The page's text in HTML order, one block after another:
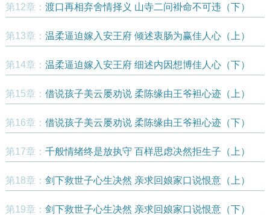
第12章： 渡口再相弃舍情择义 山寺二问褂命不可违（下）
第13章： 温柔逼迫嫁入安王府 倾述衷肠为赢佳人心（上）
第14章： 温柔逼迫嫁入安王府 细述内因想博佳人心（下）
第15章： 借说孩子美云屡劝说 柔陈缘由王爷袒心迹（上）
第16章： 借说孩子美云屡劝说 柔陈缘由王爷袒心迹（下）
第17章： 千般情绪终是放执守 百样思虑决然拒生子（上）
第18章： 剑下救世子心生决然 亲求回娘家口说恨意（上）
第19章： 剑下救世子心生决然 亲求回娘家口说恨意（下）